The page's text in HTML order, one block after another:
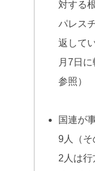
対する
パレス
返して
月7日
参照）
国連が
9人（そ
2人は行